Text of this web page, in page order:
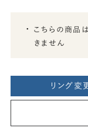
こちらの商品
きません
リング変